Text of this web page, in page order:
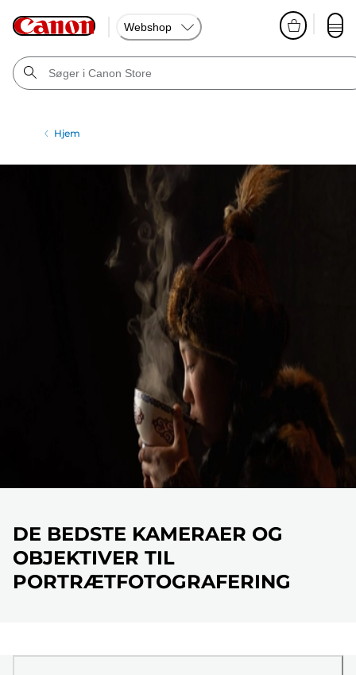
Webshop
Hjem
DE BEDSTE KAMERAER OG
OBJEKTIVER TIL
PORTRÆTFOTOGRAFERING